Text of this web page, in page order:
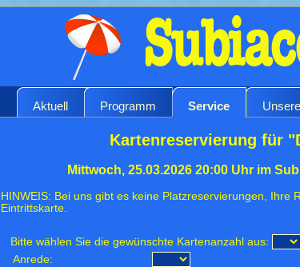
Aktuell Programm Service
Kartenreservierung für
Mittwoch, 25.03.2026 20:00 Uhr im
HINWEIS: Bei uns gibt es keine Platzreservierungen, Ihre
Eintrittskarte.
Bitte wählen Sie die gewünschte Kartenanzahl aus:
Anrede: